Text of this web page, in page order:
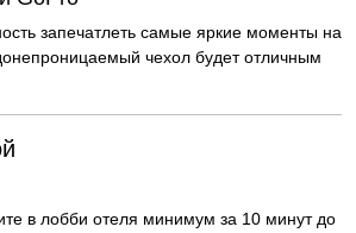
запечатлеть самые яркие моменты на
чехол будет отличным
в лобби отеля минимум за 10 минут до